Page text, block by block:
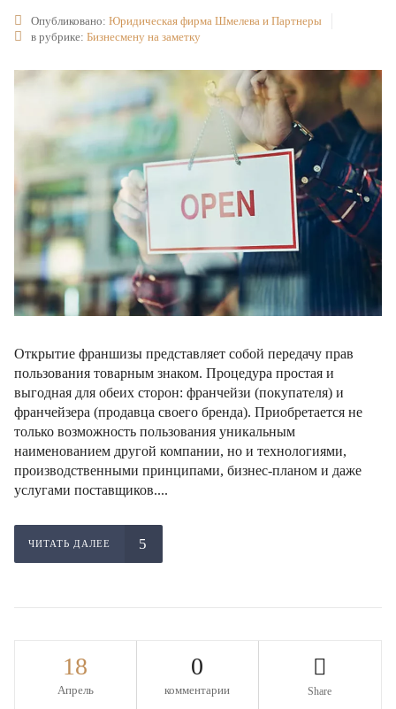
Опубликовано: Юридическая фирма Шмелева и Партнеры
в рубрике: Бизнесмену на заметку
Открытие франшизы представляет собой передачу прав
пользования товарным знаком. Процедура простая и
выгодная для обеих сторон: франчейзи (покупателя) и
франчейзера (продавца своего бренда). Приобретается не
только возможность пользования уникальным
наименованием другой компании, но и технологиями,
производственными принципами, бизнес-планом и даже
услугами поставщиков....
ЧИТАТЬ ДАЛЕЕ
18
Апрель
0
комментарии Share